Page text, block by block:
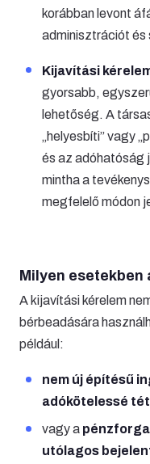
korábban levont
adminisztrációt és
Kijavítási
gyorsabb,
lehetőség. A
„helyesbíti” vagy
és az adóhatóság
mintha a
megfelelő módon
Milyen
A kijavítási kérelem
bérbeadására
például:
nem új építésű
adókötelessé
vagy a
utólagos